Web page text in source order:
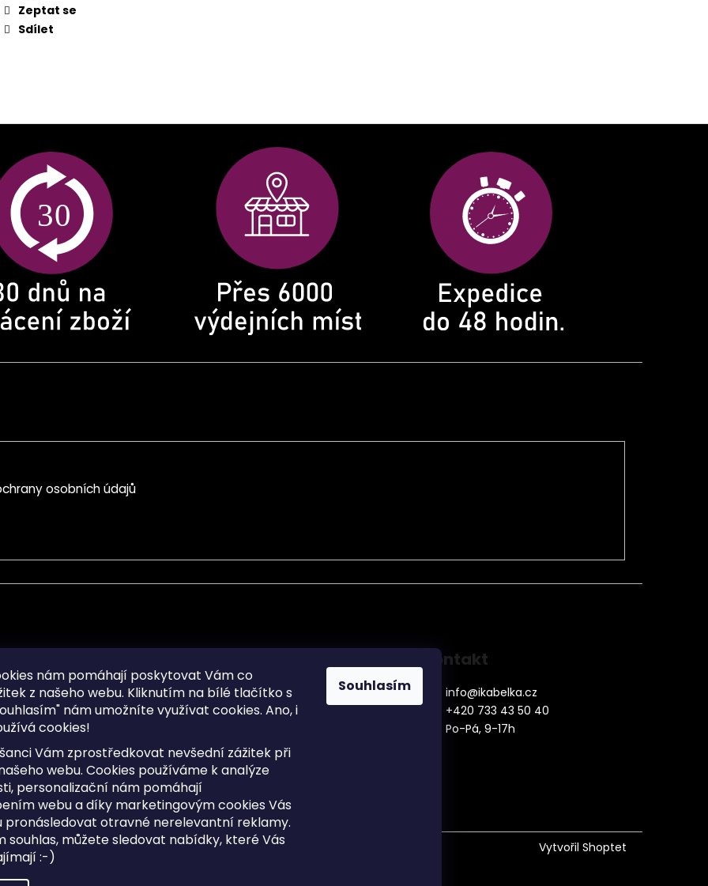
nám pomáhají poskytovat Vám co
z našeho webu. Kliknutím na bílé tlačítko s
nám umožníte využívat cookies. Ano, i
cookies!
Vám zprostředkovat nevšední zážitek při
webu. Cookies používáme k analýze
personalizační nám pomáhají
webu a díky marketingovým cookies Vás
pronásledovat otravné nerelevantní reklamy.
souhlas, můžete sledovat nabídky, které Vás
:-)
Souhlasím
Zeptat se
Sdílet
osobních údajů
osobních údajů
dotazy
cookies
Sitemap
Doprava a Platba
Postup vrácení zboží ve 30 denní
lhůtě
Obchodní podmínky
Kontakt
info@ikabelka.cz
+420 733 43 50 40
Po-Pá, 9-17h
Vytvořil Shoptet
Upravit nastavení cookies